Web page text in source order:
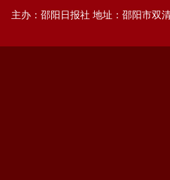
主办：邵阳日报社 地址：邵阳市双